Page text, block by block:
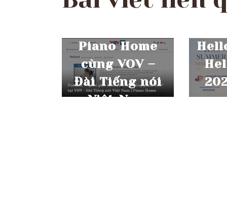
Piano Home
cùng VOV –
Đài Tiếng nói
Việt Nam